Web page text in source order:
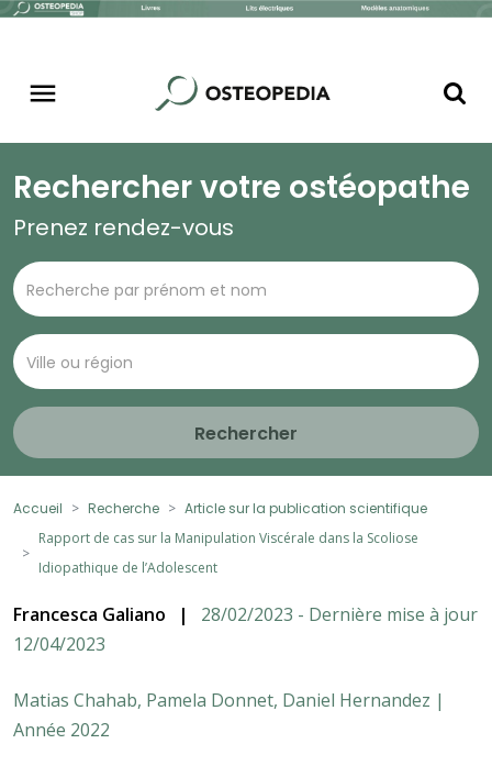
Rechercher votre ostéopathe
Prenez rendez-vous
Rechercher
Accueil Recherche
Article sur la publication scientifique
Rapport de cas sur la Manipulation Viscérale dans la Scoliose
Idiopathique de l’Adolescent
Francesca Galiano |
28/02/2023 - Dernière mise à jour
12/04/2023
Matias Chahab, Pamela Donnet, Daniel Hernandez |
Année 2022